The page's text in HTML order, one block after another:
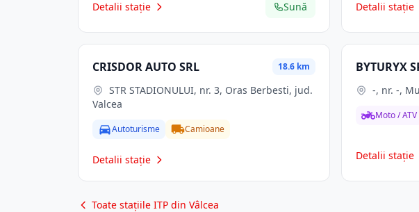
Detalii stație Sună Detalii stație
CRISDOR AUTO SRL 18.6 km
Valcea
Autoturisme Camioane
Detalii stație
BYTURYX
-, nr. -,
Moto / ATV
Detalii stație
Toate stațiile ITP din Vâlcea